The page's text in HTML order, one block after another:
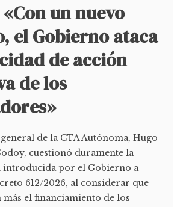
un nuevo
el Gobierno ataca
de acción
de los
de la CTA Autónoma, Hugo
cuestionó duramente la
introducida por el Gobierno a
612/2026, al considerar que
el financiamiento de los